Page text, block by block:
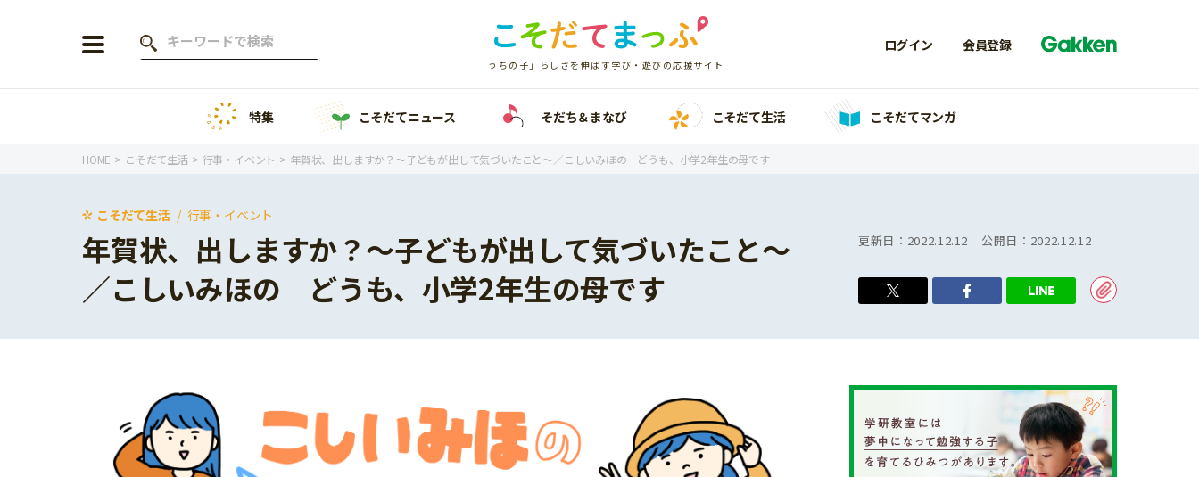
「うちの子」らしさを伸ばす学び・遊びの応援サイト
ログイン 会員登録
年齢から探す
1歳
小学4年生
小学5年生
小学6年生
そだち＆まなび
ワーク・ドリル
こそだて生活
特集 こそだてニュース そだち＆まなび こそだて生活 こそだてマンガ
HOME こそだて生活 行事・イベント 年賀状、出しますか？～子どもが出して気づいたこと～／こしいみほの どうも、小学2年生の母です
こそだて生活 行事・イベント
年賀状、出しますか？～子どもが出して気づいたこと～
／こしいみほの どうも、小学2年生の母です
更新日： 2022.12.12 公開日： 2022.12.12